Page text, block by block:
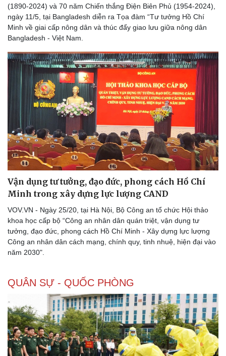
Sức khỏe
Dinh dưỡng - món ngon
Cây thuốc
Sản phụ khoa
Nhi khoa
Nam khoa
Làm đẹp - giảm cân
Phòng mạch online
Ăn sạch sống khỏe
Nhà đẹp
Blog
Tình yêu - Gia đình
Văn hóa
Sân khấu - Điện ảnh
Giải trí
Nghệ sĩ
(1890-2024) và 70 năm Chiến thắng Điện Biên Phủ (1954-2024),
ngày 11/5, tại Bangladesh diễn ra Tọa đàm “Tư tưởng Hồ Chí
Minh về giai cấp nông dân và thúc đẩy giao lưu giữa nông dân
Bangladesh - Việt Nam.
Vận dụng tư tưởng, đạo đức, phong cách Hồ Chí
Minh trong xây dựng lực lượng CAND
VOV.VN - Ngày 25/20, tại Hà Nội, Bộ Công an tổ chức Hội thảo
khoa học cấp bộ “Công an nhân dân quán triệt, vận dụng tư
tưởng, đạo đức, phong cách Hồ Chí Minh - Xây dựng lực lượng
Công an nhân dân cách mạng, chính quy, tinh nhuệ, hiện đại vào
năm 2030".
QUÂN SỰ - QUỐC PHÒNG